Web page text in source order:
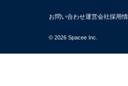
お問い合わせ運営会社採用
© 2026 Spacee Inc.